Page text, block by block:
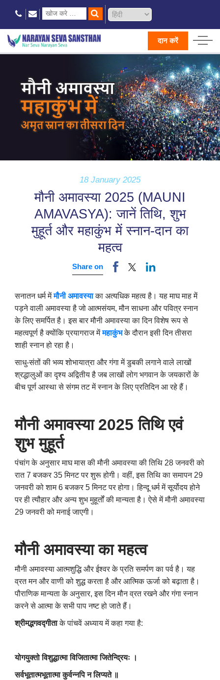
दान करें
18 January 2025
मौनी अमावस्या 2025 (MAUNI
AMAVASYA): जानें तिथि, शुभ
मुहूर्त और महाकुंभ में स्नान-दान का
महत्व
Share on
सनातन धर्म मेंमौनी अमावस्याका अत्यधिक महत्व है। यह माघ माह में
पड़ने वाली अमावस्या है जो आत्मसंयम,मौन साधना और पवित्र स्नान
के लिए समर्पित है। इस बार मौनी अमावस्या का दिन विशेष रूप से
महत्वपूर्ण है क्योंकि प्रयागराज मेंमहाकुंभके दौरान इसी दिन तीसरा
शाही स्नान हो रहा है।
साधु-संतों की भव्य शोभायात्रा और गंगा में डुबकी लगाने वाले लाखों
श्रद्धालुओं का दृश्य अद्वितीय है जब लाखों लोग भगवान के जयकारों के
बीच पूर्ण आस्था से संगम तट में स्नान के लिए प्रतिदिन आ रहे हैं।
मौनी अमावस्या 2025 तिथि एवं
शुभ मुहूर्त
पंचांग के अनुसार माघ मास की मौनी अमावस्या की तिथि 28 जनवरी को
रात 7 बजकर 35 मिनट पर शुरू होगी। वहीं,इस तिथि का समापन 29
जनवरी को शाम 6 बजकर 5 मिनट पर होगा। हिन्दू धर्म में सूर्योदय होने
पर ही त्यौहार और अन्य शुभ मुहूर्तों की मान्यता है। ऐसे में मौनी अमावस्या
29 जनवरी को मनाई जाएगी।
मौनी अमावस्या का महत्व
मौनी अमावस्या आत्मशुद्धि और ईश्वर के प्रति समर्पण का पर्व है। यह
व्रत मन और वाणी को शुद्ध करता है और आत्मिक ऊर्जा को बढ़ाता है।
पौराणिक मान्यता के अनुसार,इस दिन मौन व्रत रखने और गंगा स्नान
करने से आत्मा के सभी पाप नष्ट हो जाते हैं।
श्रीमद्भगवद्गीताके पांचवें अध्याय में कहा गया है:
योगयुक्तो विशुद्धात्मा विजितात्मा जितेन्द्रियः ।
सर्वभूतात्मभूतात्मा कुर्वन्नपि न लिप्यते ॥